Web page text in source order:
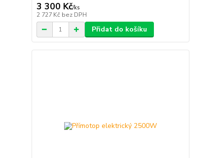
3 300 Kč/ks
2 727 Kč bez DPH
Přidat do košíku